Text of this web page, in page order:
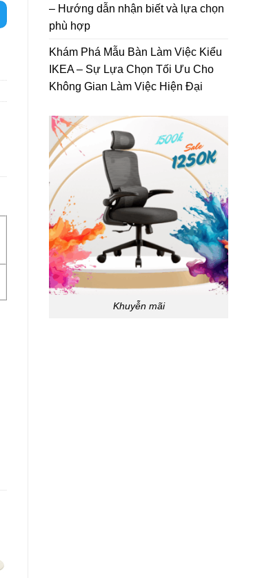
– Hướng dẫn nhận biết và lựa chọn
phù hợp
Khám Phá Mẫu Bàn Làm Việc Kiểu
IKEA – Sự Lựa Chọn Tối Ưu Cho
Không Gian Làm Việc Hiện Đại
Khuyễn mãi